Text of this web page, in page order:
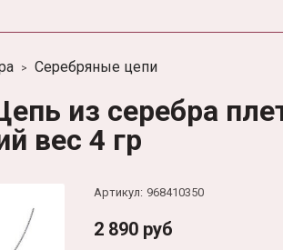
Серебряные цепи
из серебра
вес 4 гр
Артикул: 968410350
2 890 руб